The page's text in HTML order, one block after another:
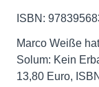
ISBN:
Marco Weiße
Solum: Kein
13,80 Euro,